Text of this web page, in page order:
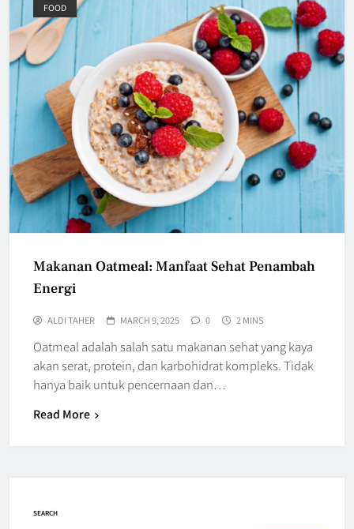
FOOD
Makanan Oatmeal: Manfaat Sehat Penambah
Energi
ALDI TAHER MARCH 9, 2025 0 2 MINS
Oatmeal adalah salah satu makanan sehat yang kaya
akan serat, protein, dan karbohidrat kompleks. Tidak
hanya baik untuk pencernaan dan…
Read More
SEARCH